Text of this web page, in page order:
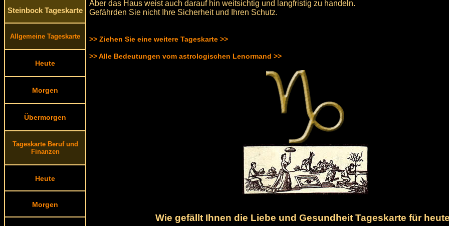
Steinbock Tageskarte
Allgemeine Tageskarte
Heute
Morgen
Übermorgen
Tageskarte Beruf und
Finanzen
Heute
Morgen
Aber das Haus weist auch darauf hin weitsichtig und langfristig zu handeln.
Gefährden Sie nicht Ihre Sicherheit und Ihren Schutz.
>> Ziehen Sie eine weitere Tageskarte >>
>> Alle Bedeutungen vom astrologischen Lenormand >>
Wie gefällt Ihnen die Liebe und Gesundheit Tageskarte für